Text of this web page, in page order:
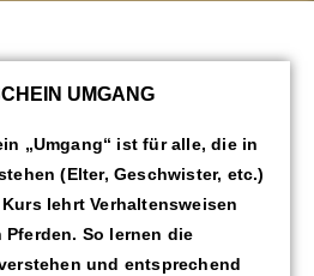
UMGANG
„Umgang“ ist für alle, die in
(Elter, Geschwister, etc.)
lehrt Verhaltensweisen
So lernen die
und entsprechend